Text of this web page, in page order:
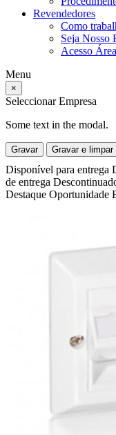
Revendedores
Como
Seja Nosso
Acesso
Menu
×
Seleccionar Empresa
Some text in the modal.
Gravar Gravar e limpar
Disponível para entrega
de entrega
Destaque Oportunidade